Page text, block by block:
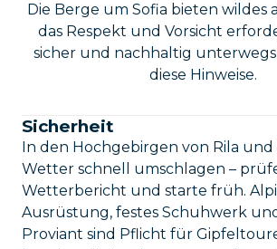
Die Berge um Sofia bieten wildes
das Respekt und Vorsicht
sicher und nachhaltig
diese Hinweise.
Sicherheit
In den Hochgebirgen von Rila und
Wetter schnell umschlagen –
Wetterbericht und starte früh.
Ausrüstung, festes Schuhwerk
Proviant sind Pflicht für